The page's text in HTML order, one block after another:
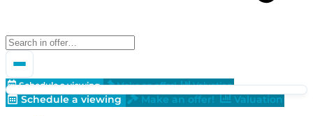
Schedule a viewing Make an offer! Valuation
Schedule a viewing Make an offer!
Valuation